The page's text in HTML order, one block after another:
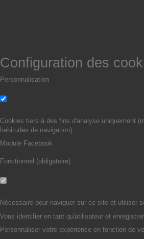
Configuration des
Personnalisation
Cookies tiers à des fins d'analyse uniquement
habitudes de navigation).
Module Facebook
Fonctionnel (obligatoire)
Nécessaire pour naviguer sur ce site et utiliser
Vous identifier en tant qu'utilisateur et
Personnaliser votre expérience en fonction de